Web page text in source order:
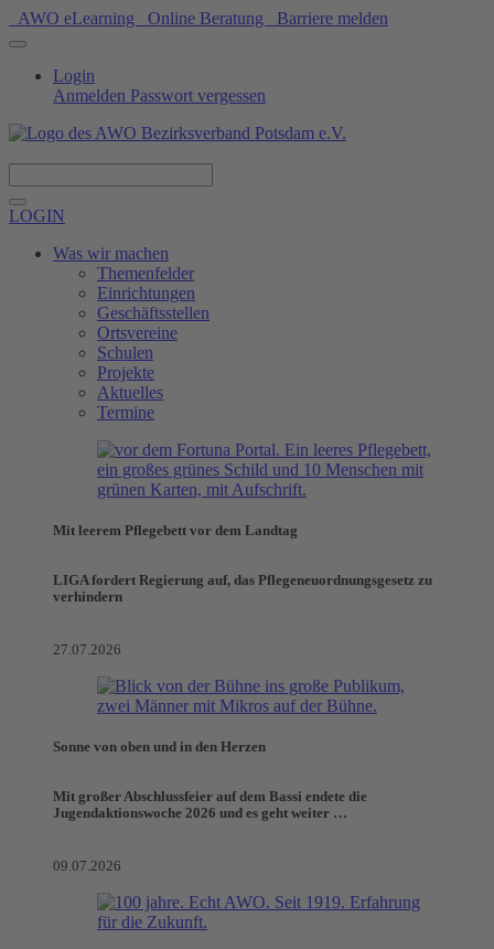
AWO eLearning Online Beratung Barriere melden
Login
Anmelden Passwort vergessen
LOGIN
Was wir machen
Themenfelder
Einrichtungen
Geschäftsstellen
Ortsvereine
Schulen
Projekte
Aktuelles
Termine
Mit leerem Pflegebett vor dem Landtag
LIGA fordert Regierung auf, das Pflegeneuordnungsgesetz zu
verhindern
27.07.2026
Sonne von oben und in den Herzen
Mit großer Abschlussfeier auf dem Bassi endete die
Jugendaktionswoche 2026 und es geht weiter …
09.07.2026